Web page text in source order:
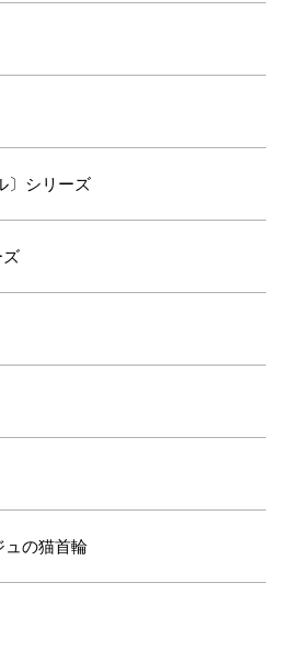
〕シリーズ
ズ
ュの猫首輪